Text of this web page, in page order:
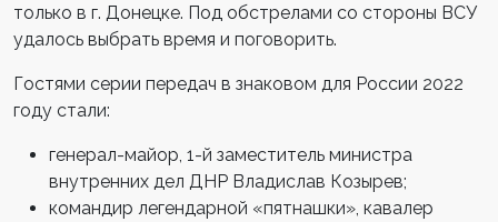
только в г. Донецке. Под обстрелами со стороны ВСУ
удалось выбрать время и поговорить.
Гостями серии передач в знаковом для России 2022
году стали:
генерал-майор, 1-й заместитель министра
внутренних дел ДНР Владислав Козырев;
командир легендарной «пятнашки», кавалер